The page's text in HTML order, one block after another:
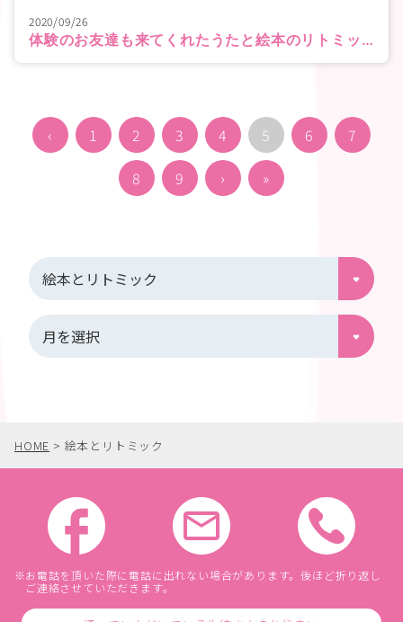
2020/09/26
体験のお友達も来てくれたうたと絵本のリトミック
‹ 1 2 3 4 5 6
7
8
9 › »
HOME > 絵本とリトミック
お電話を頂いた際に電話に出れない場合があります。後ほど折り返し
ご連絡させていただきます。